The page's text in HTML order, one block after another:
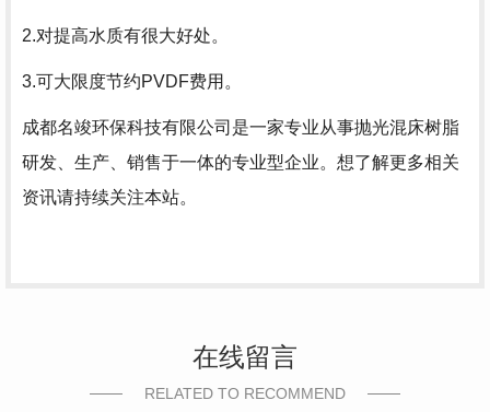
2.对提高水质有很大好处。
3.可大限度节约PVDF费用。
成都名竣环保科技有限公司是一家专业从事抛光混床树脂
研发、生产、销售于一体的专业型企业。想了解更多相关
资讯请持续关注本站。
在线留言
RELATED TO RECOMMEND